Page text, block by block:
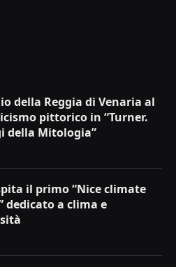
della Reggia di Venaria al
pittorico in “Turner.
della Mitologia”
il primo “Nice climate
dedicato a clima e